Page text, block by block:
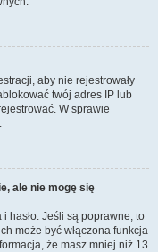
aby nie rejestrowały
twój adres IP lub
W sprawie
ale nie mogę się
hasło. Jeśli są poprawne, to
może być włączona funkcja
że masz mniej niż 13